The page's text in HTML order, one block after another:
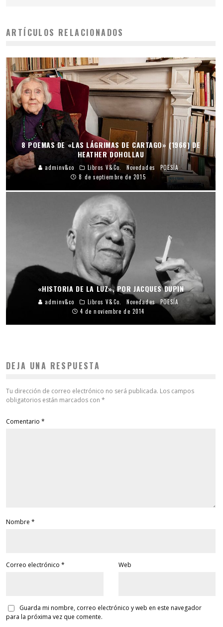
ARTÍCULOS RELACIONADOS
8 POEMAS DE «LAS LÁGRIMAS DE CARTAGO» (1966) DE
HEATHER DOHOLLAU
adminv&co Libros V&Co. Novedades
POESÍA
8 de septiembre de 2015
«HISTORIA DE LA LUZ», POR JACQUES DUPIN
adminv&co Libros V&Co. Novedades
POESÍA
4 de noviembre de 2014
DEJA UNA RESPUESTA
Tu dirección de correo electrónico no será publicada. Los campos
obligatorios están marcados con *
Comentario *
Nombre *
Correo electrónico * Web
Guarda mi nombre, correo electrónico y web en este navegador
para la próxima vez que comente.